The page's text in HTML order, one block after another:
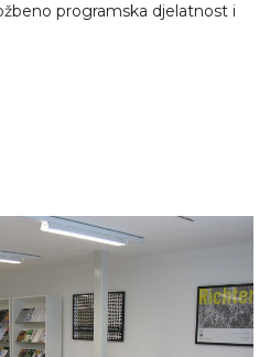
programska djelatnost i